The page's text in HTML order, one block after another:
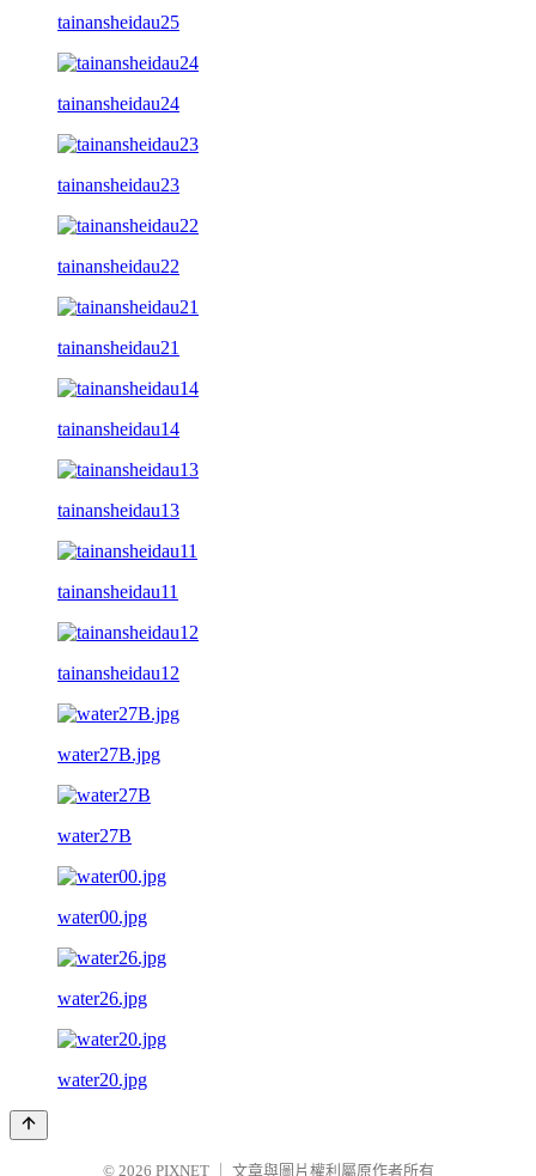
tainansheidau25
tainansheidau24
tainansheidau23
tainansheidau22
tainansheidau21
tainansheidau14
tainansheidau13
tainansheidau11
tainansheidau12
water27B.jpg
water27B
water00.jpg
water26.jpg
water20.jpg
© 2026 PIXNET 文章與圖片權利屬原作者所有